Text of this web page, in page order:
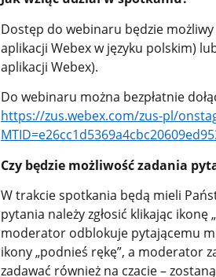
Dostęp do webinaru będzie
aplikacji Webex w języku polskim)
aplikacji Webex).
Do webinaru można bezpłatnie
https://zus.webex.com/zus-pl/
Czy będzie możliwość zadania
W trakcie spotkania będą mieli
pytania należy zgłosić klikając ikonę
moderator odblokuje pytającemu
ikony „podnieś rękę”, a moderator
zadawać również na czacie –